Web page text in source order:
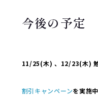
今後の予定
11/25(木) 、12/23(木) 勉
割引キャンペーンを実施中